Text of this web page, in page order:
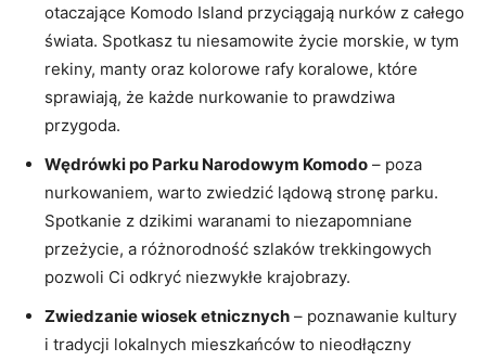
otaczające Komodo Island przyciągają nurków z ⁢całego
świata. Spotkasz tu ‍niesamowite‌ życie‍ morskie, w tym
rekiny, manty oraz ‌kolorowe rafy koralowe, które
sprawiają, że każde nurkowanie to prawdziwa ​
przygoda.
Wędrówki po Parku Narodowym ⁢Komodo – poza⁢
nurkowaniem, warto zwiedzić lądową stronę parku.‍
Spotkanie z dzikimi⁣ waranami to niezapomniane
przeżycie, a różnorodność szlaków trekkingowych​
pozwoli Ci​ odkryć niezwykłe krajobrazy.
Zwiedzanie wiosek etnicznych ​– poznawanie kultury
i tradycji ⁤lokalnych mieszkańców‍ to ‌nieodłączny